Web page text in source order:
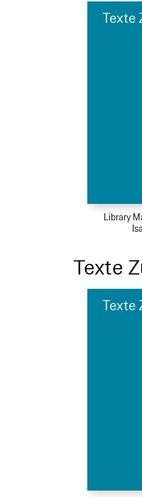
Texte
Library
Texte
Texte